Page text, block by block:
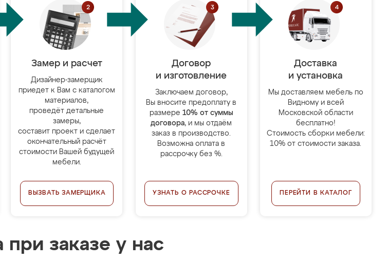
Замер и расчет
Дизайнер-замерщик
приедет к Вам с каталогом
материалов,
проведёт детальные
замеры,
составит проект и сделает
окончательный расчёт
стоимости Вашей будущей
мебели.
ВЫЗВАТЬ ЗАМЕРЩИКА
Договор
и изготовление
Заключаем договор,
Вы вносите предоплату в
размере 10% от суммы
договора, и мы отдаём
заказ в производство.
Возможна оплата в
рассрочку без %.
УЗНАТЬ О РАССРОЧКЕ
Доставка
и установка
Мы доставляем мебель по
Видному и всей
Московской области
бесплатно!
Стоимость сборки мебели:
10% от стоимости заказа.
ПЕРЕЙТИ В КАТАЛОГ
при заказе у нас